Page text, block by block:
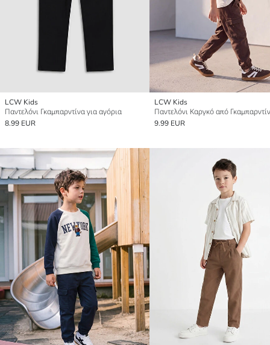
LCW Kids
Παντελόνι Γκαμπαρντίνα για αγόρια
8.99 EUR
LCW Kids
9.99 EUR